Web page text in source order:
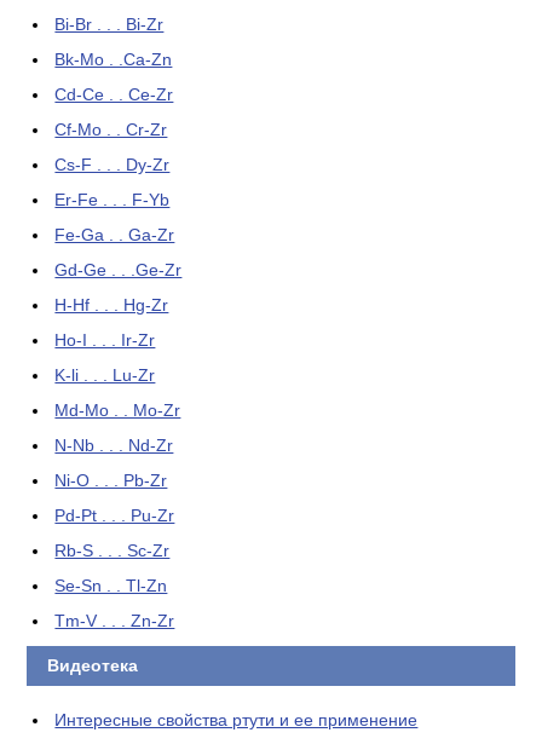
Bi-Br . . . Bi-Zr
Bk-Mo . .Ca-Zn
Cd-Ce . . Ce-Zr
Cf-Mo . . Cr-Zr
Cs-F . . . Dy-Zr
Er-Fe . . . F-Yb
Fe-Ga . . Ga-Zr
Gd-Ge . . .Ge-Zr
H-Hf . . . Hg-Zr
Ho-I . . . Ir-Zr
K-li . . . Lu-Zr
Md-Mo . . Mo-Zr
N-Nb . . . Nd-Zr
Ni-O . . . Pb-Zr
Pd-Pt . . . Pu-Zr
Rb-S . . . Sc-Zr
Se-Sn . . Tl-Zn
Tm-V . . . Zn-Zr
Видеотека
Интересные свойства ртути и ее применение